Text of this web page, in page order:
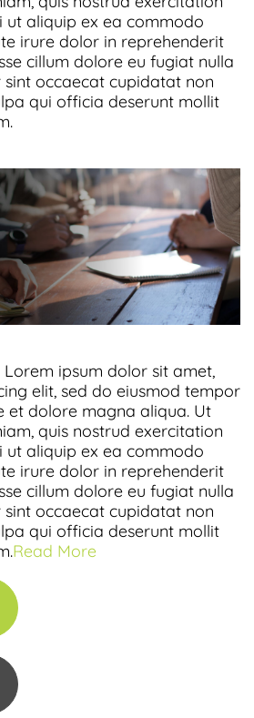
ut aliquip ex ea commodo
irure dolor in reprehenderit
cillum dolore eu fugiat nulla
sint occaecat cupidatat non
qui officia deserunt mollit
ipsum dolor sit amet,
elit, sed do eiusmod tempor
et dolore magna aliqua. Ut
quis nostrud exercitation
ut aliquip ex ea commodo
irure dolor in reprehenderit
cillum dolore eu fugiat nulla
sint occaecat cupidatat non
qui officia deserunt mollit
Read More